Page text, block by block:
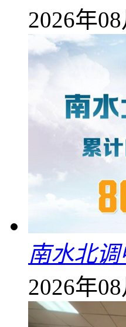
2026年
南水北
2026年